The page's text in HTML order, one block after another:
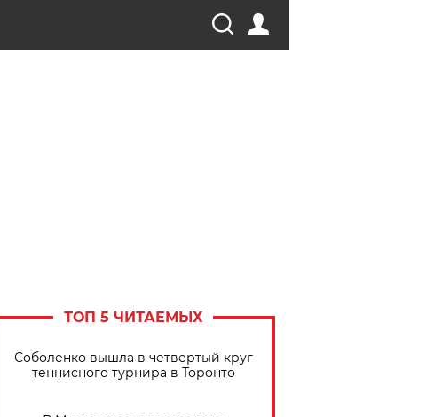
ТОП 5 ЧИТАЕМЫХ
Соболенко вышла в четвертый круг
теннисного турнира в Торонто